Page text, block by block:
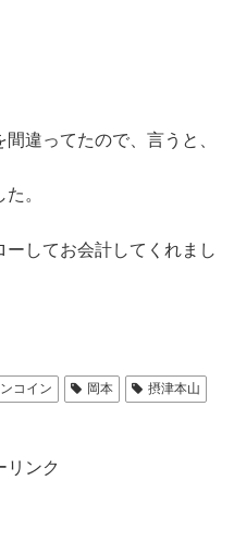
違ってたので、言うと、
。
してお会計してくれまし
コイン 岡本
摂津本山
リンク